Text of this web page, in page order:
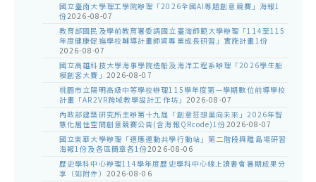
國立臺南大學理工學院辦理「2026全國AI專題創意競賽」海報1
份2026-08-07
教育部國民及學前教育署委請國立臺灣師範大學辦理「114至115
年度健康促進學校輔導計畫師資專業成長研習」實施計畫1份
2026-08-07
國立高雄科技大學海事學院造船及海洋工程系辦理「2026學生船
模創客大賽」 2026-08-07
桃園市立陽明高級中等學校辦理115學年度第一學期數位前導學校
計畫「AR2VR跨域教學設計工作坊」 2026-08-07
內政部建築研究所主辦第十九屆「創意狂想巢向未來」2026年智
慧化居住空間創意競賽公告(含海報QRcode)1份2026-08-07
國立東華大學辦理「適應運動共學行動站」第二階段與離島場研習
海報1份及各區簡章各1份2026-08-06
歷史學科中心辦理114學年度歷史學科中心線上讀書會暑期成果分
享（如附件） 2026-08-06